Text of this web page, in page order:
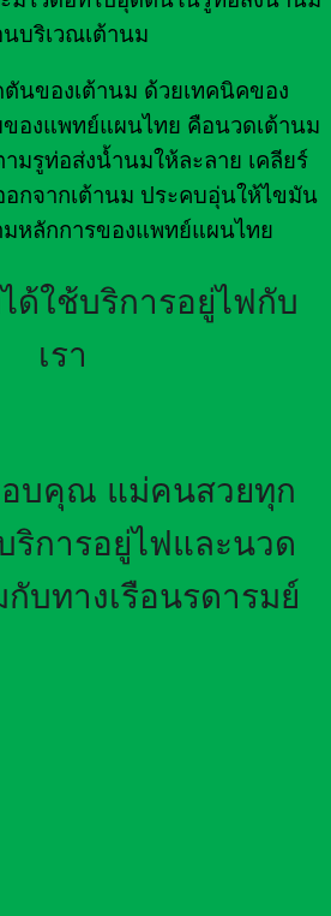
บริเวณเต้านม
นของเต้านม ด้วยเทคนิคของ
องแพทย์แผนไทย คือนวดเต้านม
มรูท่อส่งน้ำนมให้ละลาย เคลียร์
อกจากเต้านม ประคบอุ่นให้ไขมัน
หลักการของแพทย์แผนไทย
ด้ใช้บริการอยู่ไฟกับ
เรา
อบคุณ แม่คนสวยทุก
ริการอยู่ไฟและนวด
บทางเรือนรดารมย์